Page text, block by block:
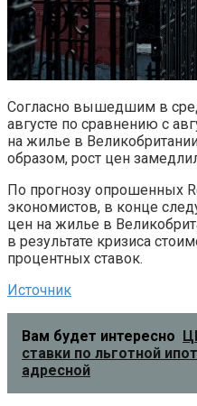
Согласно вышедшим в
августе по сравнению с
на жилье в
образом, рост цен
По прогнозу опрошенных
экономистов, в конце
цен на жилье в
в результате кризиса
процентных ставок.
Источник
Вам будет интересно
ставки по льготной
адресной